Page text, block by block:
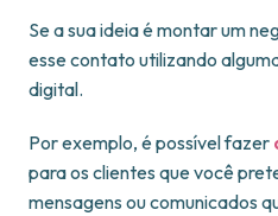
Se a sua ideia é montar um
esse contato utilizando
digital.
Por exemplo, é possível fazer
para os clientes que você
mensagens ou comunicados